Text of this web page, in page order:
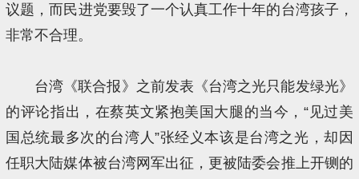
议题，而民进党要毁了一个认真工作十年的台湾孩子，
非常不合理。
台湾《联合报》之前发表《台湾之光只能发绿光》
的评论指出，在蔡英文紧抱美国大腿的当今，“见过美
国总统最多次的台湾人”张经义本该是台湾之光，却因
任职大陆媒体被台湾网军出征，更被陆委会推上开铡的